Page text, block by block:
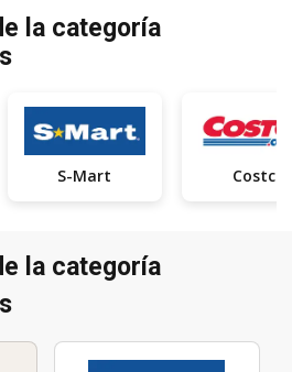
la categoría
S-Mart Costco
la categoría